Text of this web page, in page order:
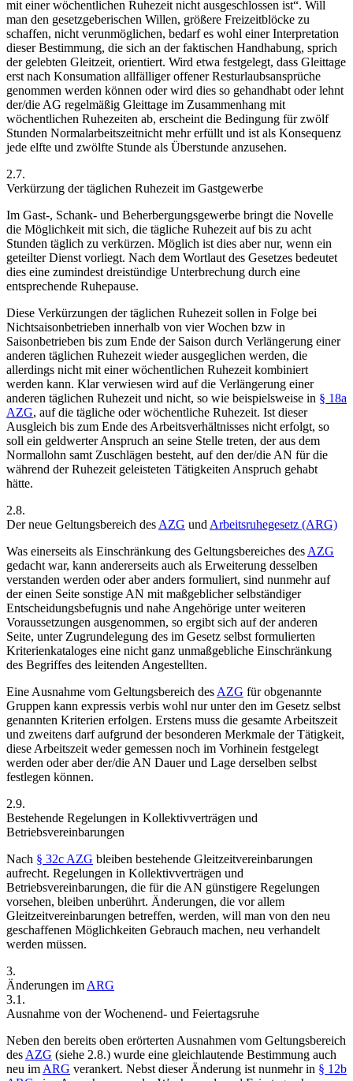
mit einer wöchentlichen Ruhezeit nicht ausgeschlossen ist“. Will
man den gesetzgeberischen Willen, größere Freizeitblöcke zu
schaffen, nicht verunmöglichen, bedarf es wohl einer Interpretation
dieser Bestimmung, die sich an der faktischen Handhabung, sprich
der gelebten Gleitzeit, orientiert. Wird etwa festgelegt, dass Gleittage
erst nach Konsumation allfälliger offener Resturlaubsansprüche
genommen werden können oder wird dies so gehandhabt oder lehnt
der/die AG regelmäßig Gleittage im Zusammenhang mit
wöchentlichen Ruhezeiten ab, erscheint die Bedingung für zwölf
Stunden Normalarbeitszeitnicht mehr erfüllt und ist als Konsequenz
jede elfte und zwölfte Stunde als Überstunde anzusehen.
2.7.
Verkürzung der täglichen Ruhezeit im Gastgewerbe
Im Gast-, Schank- und Beherbergungsgewerbe bringt die Novelle
die Möglichkeit mit sich, die tägliche Ruhezeit auf bis zu acht
Stunden täglich zu verkürzen. Möglich ist dies aber nur, wenn ein
geteilter Dienst vorliegt. Nach dem Wortlaut des Gesetzes bedeutet
dies eine zumindest dreistündige Unterbrechung durch eine
entsprechende Ruhepause.
Diese Verkürzungen der täglichen Ruhezeit sollen in Folge bei
Nichtsaisonbetrieben innerhalb von vier Wochen bzw in
Saisonbetrieben bis zum Ende der Saison durch Verlängerung einer
anderen täglichen Ruhezeit wieder ausgeglichen werden, die
allerdings nicht mit einer wöchentlichen Ruhezeit kombiniert
werden kann. Klar verwiesen wird auf die Verlängerung einer
anderen täglichen Ruhezeit und nicht, so wie beispielsweise in § 18a
AZG, auf die tägliche oder wöchentliche Ruhezeit. Ist dieser
Ausgleich bis zum Ende des Arbeitsverhältnisses nicht erfolgt, so
soll ein geldwerter Anspruch an seine Stelle treten, der aus dem
Normallohn samt Zuschlägen besteht, auf den der/die AN für die
während der Ruhezeit geleisteten Tätigkeiten Anspruch gehabt
hätte.
2.8.
Der neue Geltungsbereich des AZG und Arbeitsruhegesetz (ARG)
Was einerseits als Einschränkung des Geltungsbereiches des AZG
gedacht war, kann andererseits auch als Erweiterung desselben
verstanden werden oder aber anders formuliert, sind nunmehr auf
der einen Seite sonstige AN mit maßgeblicher selbständiger
Entscheidungsbefugnis und nahe Angehörige unter weiteren
Voraussetzungen ausgenommen, so ergibt sich auf der anderen
Seite, unter Zugrundelegung des im Gesetz selbst formulierten
Kriterienkataloges eine nicht ganz unmaßgebliche Einschränkung
des Begriffes des leitenden Angestellten.
Eine Ausnahme vom Geltungsbereich des AZG für obgenannte
Gruppen kann expressis verbis wohl nur unter den im Gesetz selbst
genannten Kriterien erfolgen. Erstens muss die gesamte Arbeitszeit
und zweitens darf aufgrund der besonderen Merkmale der Tätigkeit,
diese Arbeitszeit weder gemessen noch im Vorhinein festgelegt
werden oder aber der/die AN Dauer und Lage derselben selbst
festlegen können.
2.9.
Bestehende Regelungen in Kollektivverträgen und
Betriebsvereinbarungen
Nach § 32c AZG bleiben bestehende Gleitzeitvereinbarungen
aufrecht. Regelungen in Kollektivverträgen und
Betriebsvereinbarungen, die für die AN günstigere Regelungen
vorsehen, bleiben unberührt. Änderungen, die vor allem
Gleitzeitvereinbarungen betreffen, werden, will man von den neu
geschaffenen Möglichkeiten Gebrauch machen, neu verhandelt
werden müssen.
3.
Änderungen im ARG
3.1.
Ausnahme von der Wochenend- und Feiertagsruhe
Neben den bereits oben erörterten Ausnahmen vom Geltungsbereich
des AZG (siehe 2.8.) wurde eine gleichlautende Bestimmung auch
neu im ARG verankert. Nebst dieser Änderung ist nunmehr in § 12b